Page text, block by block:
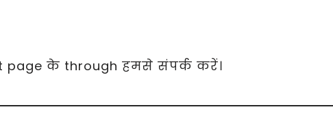
page के through हमसे संपर्क करें।